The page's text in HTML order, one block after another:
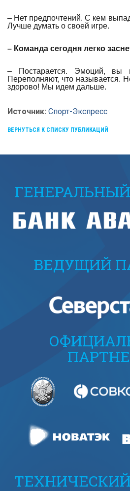
– Нет предпочтений. С кем
Лучше думать о своей игре.
– Команда сегодня легко
– Постарается. Эмоций, вы
Переполняют, что называется.
здорово! Мы идем дальше.
Источник: Спорт-Экспресс
ВЕРНУТЬСЯ К СПИСКУ ПУБЛИКАЦИЙ
ВЕДУЩИЙ